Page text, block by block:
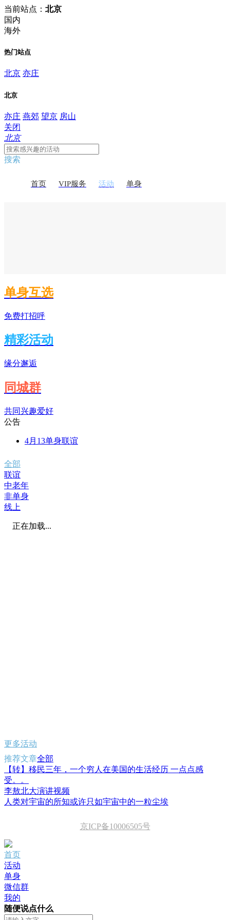
当前站点： 北京
国内
海外
热门站点
北京 亦庄
北京
亦庄 燕郊 望京 房山
关闭
北京
搜索
首页 VIP服务 活动 单身
单身互选
免费打招呼
精彩活动
缘分邂逅
同城群
共同兴趣爱好
公告
4月13单身联谊
全部
联谊
中老年
非单身
线上
正在加载...
更多活动
推荐文章全部
【转】移民三年，一个穷人在美国的生活经历 一点点感
受。。
李敖北大演讲视频
人类对宇宙的所知或许只如宇宙中的一粒尘埃
京ICP备10006505号
首页
活动
单身
微信群
我的
随便说点什么